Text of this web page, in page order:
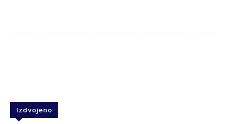
Izdvojeno